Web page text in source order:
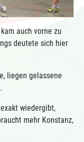
auch vorne zu
deutete sich hier
liegen gelassene
wiedergibt,
mehr Konstanz,